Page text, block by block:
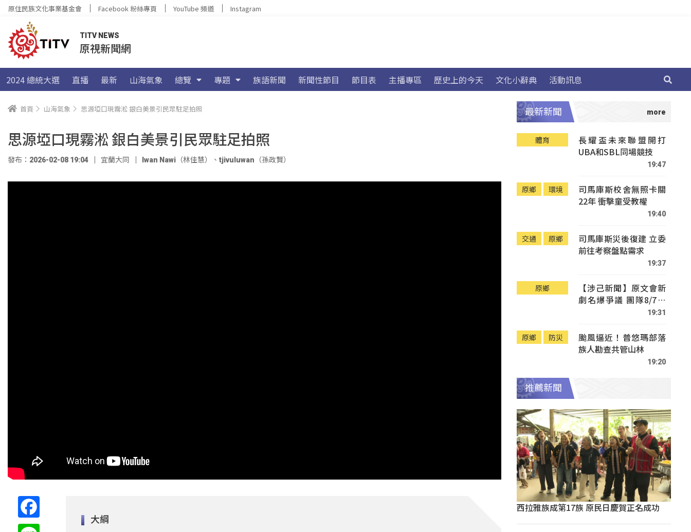
原住民族文化事業基金會 Facebook 粉絲專頁 YouTube 頻道 Instagram
TITV NEWS
原視新聞網
2024 總統大選 直播 最新 山海氣象 總覽 專題 族語新聞 新聞性節目 節目表 主播專區 歷史上的今天 文化小辭典 活動訊息
首頁 山海氣象 思源埡口現霧淞 銀白美景引民眾駐足拍照
思源埡口現霧淞 銀白美景引民眾駐足拍照
發布：2026-02-08 19:04 宜蘭大同 Iwan Nawi（林佳慧） 、 tjivuluwan（孫政賢）
大綱
最新新聞
體育
長耀盃未來聯盟開打
UBA和SBL同場競技
19:47
原鄉 環境
司馬庫斯校舍無照卡關
22年 衝擊童受教權
19:40
交通 原鄉
司馬庫斯災後復建 立委
前往考察盤點需求
19:37
原鄉
【涉己新聞】原文會新
劇名爆爭議 團隊8/7赴
19:31
原鄉 防災
颱風逼近！普悠瑪部落
族人勘查共管山林
19:20
推薦新聞
西拉雅族成第17族 原民日慶賀正名成功